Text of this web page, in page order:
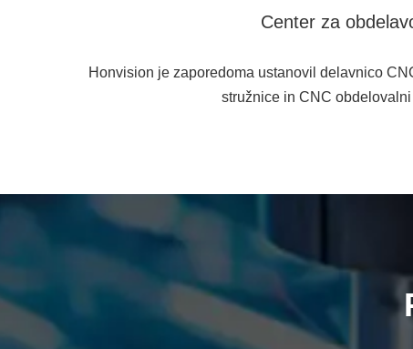
Center za
Honvision je zaporedoma ustanovil delavnico
stružnice in CNC obdelovalni